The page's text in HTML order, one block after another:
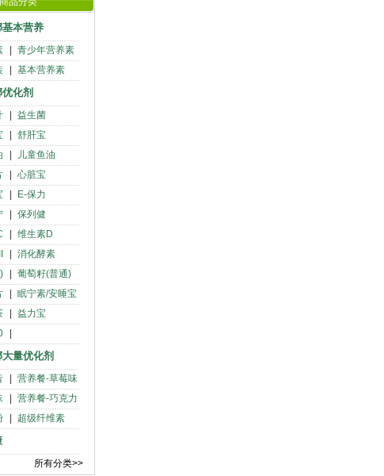
本营养
青少年营养素
基本营养素
化剂
益生菌
舒肝宝
儿童鱼油
心脏宝
E-保力
保列健
维生素D
消化酵素
葡萄籽(普通)
眠宁素/安睡宝
益力宝
量优化剂
营养餐-草莓味
营养餐-巧克力
超级纤维素
所有分类>>